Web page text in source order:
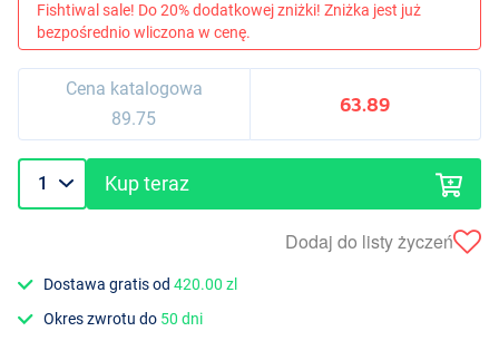
Fishtiwal sale! Do 20% dodatkowej zniżki! Zniżka jest już
bezpośrednio wliczona w cenę.
Cena katalogowa
89.75
63.89
Kup teraz
Dodaj do listy życzeń
Dostawa gratis od420.00 zl
Okres zwrotu do 50 dni